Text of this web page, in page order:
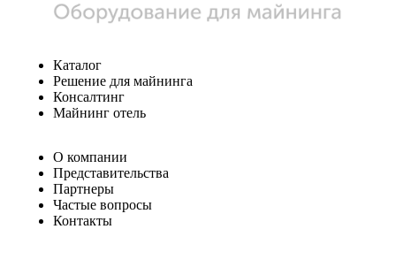
Каталог
Решение для майнинга
Консалтинг
Майнинг отель
О компании
Представительства
Партнеры
Частые вопросы
Контакты